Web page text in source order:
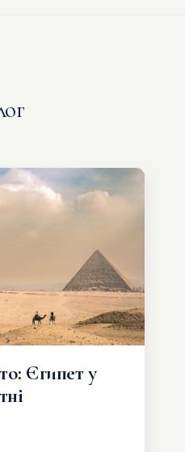
Єгипет у